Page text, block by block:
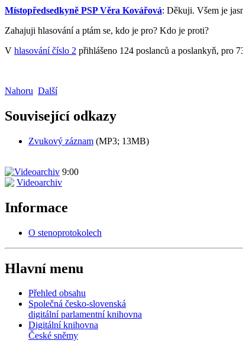
Místopředsedkyně PSP Věra Kovářová: Děkuji. Všem je
Zahajuji hlasování a ptám se, kdo je pro? Kdo je proti?
V hlasování číslo 2 přihlášeno 124 poslanců a poslankyň, pro
Nahoru Další
Související odkazy
Zvukový záznam (MP3; 13MB)
9:00
Videoarchiv
Informace
O stenoprotokolech
Hlavní menu
Přehled obsahu
Společná česko-slovenská
digitální parlamentní knihovna
Digitální knihovna
České sněmy